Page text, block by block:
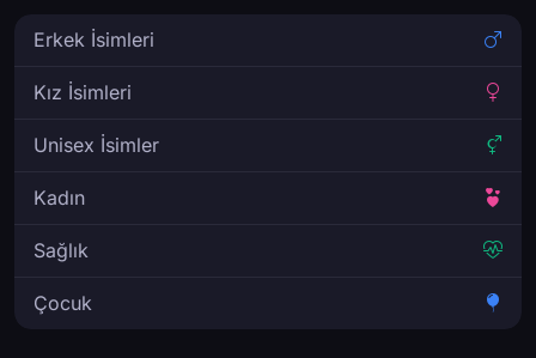
Erkek İsimleri
Kız İsimleri
Unisex İsimler
Kadın
Sağlık
Çocuk